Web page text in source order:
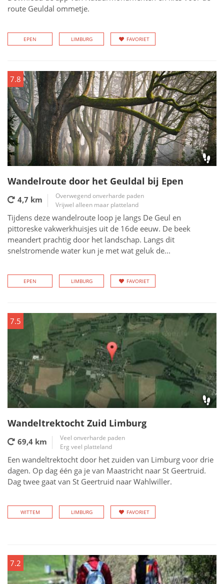
route Geuldal ommetje.
EPEN LIMBURG FAVORIET
7.8
Wandelroute door het Geuldal bij Epen
4,7 km
Overwegend onverharde paden
Vrijwel alleen maar platteland
Tijdens deze wandelroute loop je langs De Geul en
pittoreske vakwerkhuisjes uit de 16de eeuw. De beek
meandert prachtig door het landschap. Langs dit
snelstromende water kun je met wat geluk de...
EPEN LIMBURG FAVORIET
7.5
Wandeltrektocht Zuid Limburg
69,4 km
Veel onverharde paden
Erg veel platteland
Een wandeltrektocht door het zuiden van Limburg voor drie
dagen. Op dag één ga je van Maastricht naar St Geertruid.
Dag twee gaat van St Geertruid naar Wahlwiller.
WITTEM LIMBURG FAVORIET
7.2